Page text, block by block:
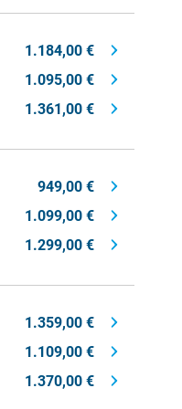
1.184,00 €
1.095,00 €
1.361,00 €
949,00 €
1.099,00 €
1.299,00 €
1.359,00 €
1.109,00 €
1.370,00 €